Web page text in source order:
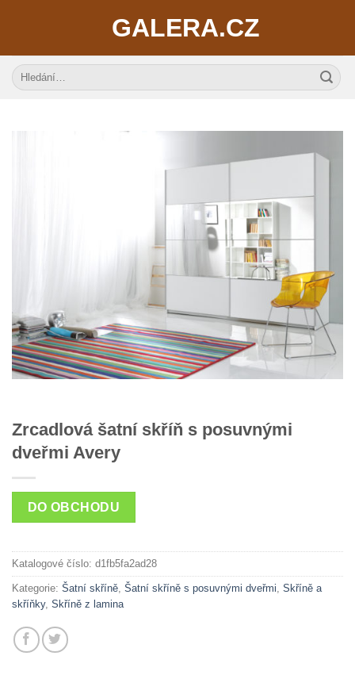
GALERA.CZ
Hledat:
Zrcadlová šatní skříň s posuvnými
dveřmi Avery
DO OBCHODU
Katalogové číslo: d1fb5fa2ad28
Kategorie: Šatní skříně, Šatní skříně s posuvnými dveřmi, Skříně a
skříňky, Skříně z lamina